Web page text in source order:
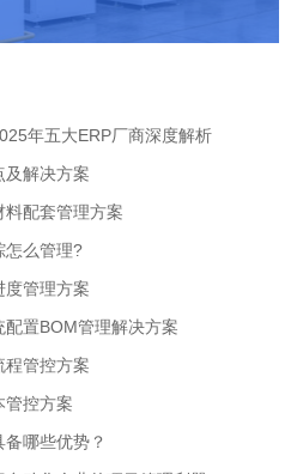
年五大ERP厂商深度解析
及解决方案
料配套管理方案
怎么管理?
度管理方案
置BOM管理解决方案
程管控方案
管控方案
哪些优势？